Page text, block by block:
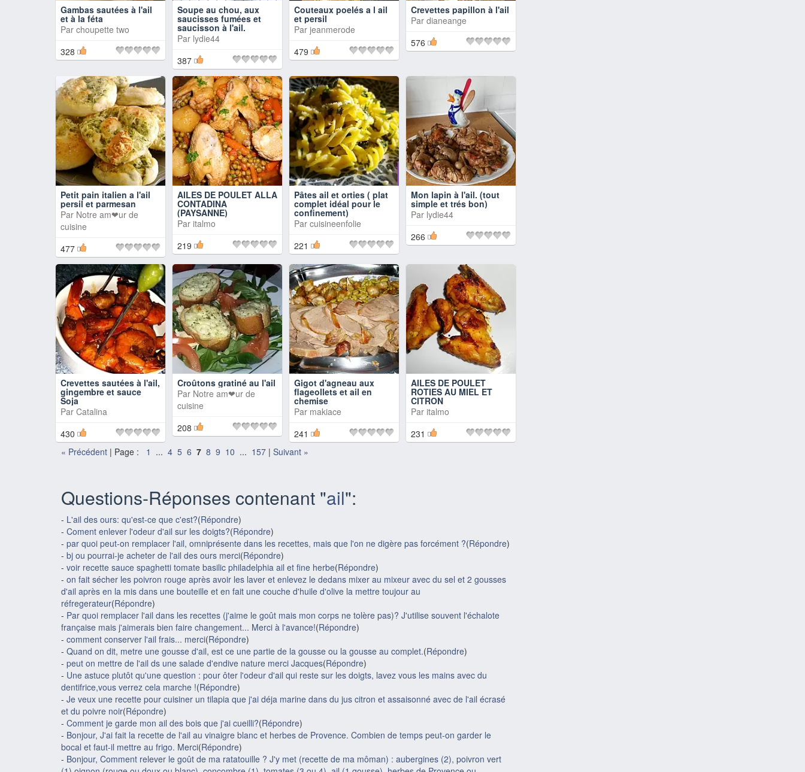
Gambas sautées à l'ail
et à la féta
Par choupette two
328
Soupe au chou, aux
saucisses fumées et
saucisson à l'ail.
Par lydie44
387
Couteaux poelés a l ail
et persil
Par jeanmerode
479
Crevettes papillon à l'ail
Par dianeange
576
Petit pain italien a l'ail
persil et parmesan
Par Notre am❤ur de
cuisine
477
AILES DE POULET ALLA
CONTADINA
(PAYSANNE)
Par italmo
219
Pâtes ail et orties ( plat
complet idéal pour le
confinement)
Par cuisineenfolie
221
Mon lapin à l'ail. (tout
simple et trés bon)
Par lydie44
266
Crevettes sautées à l'ail,
gingembre et sauce
Soja
Par Catalina
430
Croûtons gratiné au l'ail
Par Notre am❤ur de
cuisine
208
Gigot d'agneau aux
flageollets et ail en
chemise
Par makiace
241
AILES DE POULET
ROTIES AU MIEL ET
CITRON
Par italmo
231
« Précédent | Page : 1 ... 4 5 6 7 8 9 10 ... 157 | Suivant »
Questions-Réponses contenant "ail":
- L'ail des ours: qu'est-ce que c'est?(Répondre)
- Coment enlever l'odeur d'ail sur les doigts?(Répondre)
- par quoi peut-on remplacer l'ail, omniprésente dans les recettes, mais que l'on ne digère pas forcément ?(Répondre)
- bj ou pourrai-je acheter de l'ail des ours merci(Répondre)
- voir recette sauce spaghetti tomate basilic philadelphia ail et fine herbe(Répondre)
- on fait sécher les poivron rouge après avoir les laver et enlevez le dedans mixer au mixeur avec du sel et 2 gousses
d'ail après en la mis dans une bouteille et en fait une couche d'huile d'olive la mettre toujour au
réfregerateur(Répondre)
- Par quoi remplacer l'ail dans les recettes (j'aime le goût mais mon corps ne tolère pas)? J'utilise souvent l'échalote
française mais j'aimerais bien faire changement... Merci à l'avance!(Répondre)
- comment conserver l'ail frais... merci(Répondre)
- Quand on dit, metre une gousse d'ail, est ce une partie de la gousse ou la gousse au complet.(Répondre)
- peut on mettre de l'ail ds une salade d'endive nature merci Jacques(Répondre)
- Une astuce plutôt qu'une question : pour ôter l'odeur d'ail qui reste sur les doigts, lavez vous les mains avec du
dentifrice,vous verrez cela marche !(Répondre)
- Je veux une recette pour cuisiner un tilapia que j'ai déja marine dans du jus citron et assaisonné avec de l'ail écrasé
et du poivre noir(Répondre)
- Comment je garde mon ail des bois que j'ai cueilli?(Répondre)
- Bonjour, J'ai fait la recette de l'ail au vinaigre blanc et herbes de Provence. Combien de temps peut-on garder le
bocal et faut-il mettre au frigo. Merci(Répondre)
- Bonjour, Comment relever le goût de ma ratatouille ? J'y met (recette de ma môman) : aubergines (2), poivron vert